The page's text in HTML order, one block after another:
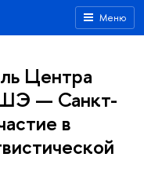
Меню
Центра
— Санкт-
в